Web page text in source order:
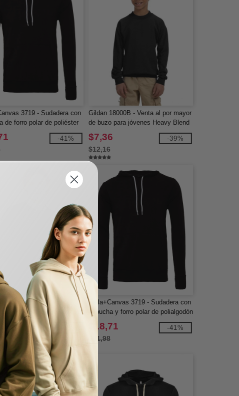
3719 - Sudadera con
de forro polar de poliéster
-41%
Gildan 18000B - Venta al por mayor
de buzo para jóvenes Heavy Blend
con cuello redondo
$7,36
$12,16
-39%
3901 - Sudadera
forro polar con cuello
Bella+Canvas 3719 - Sudadera con
capucha y forro polar de polialgodón
$18,71
$31,98
-41%